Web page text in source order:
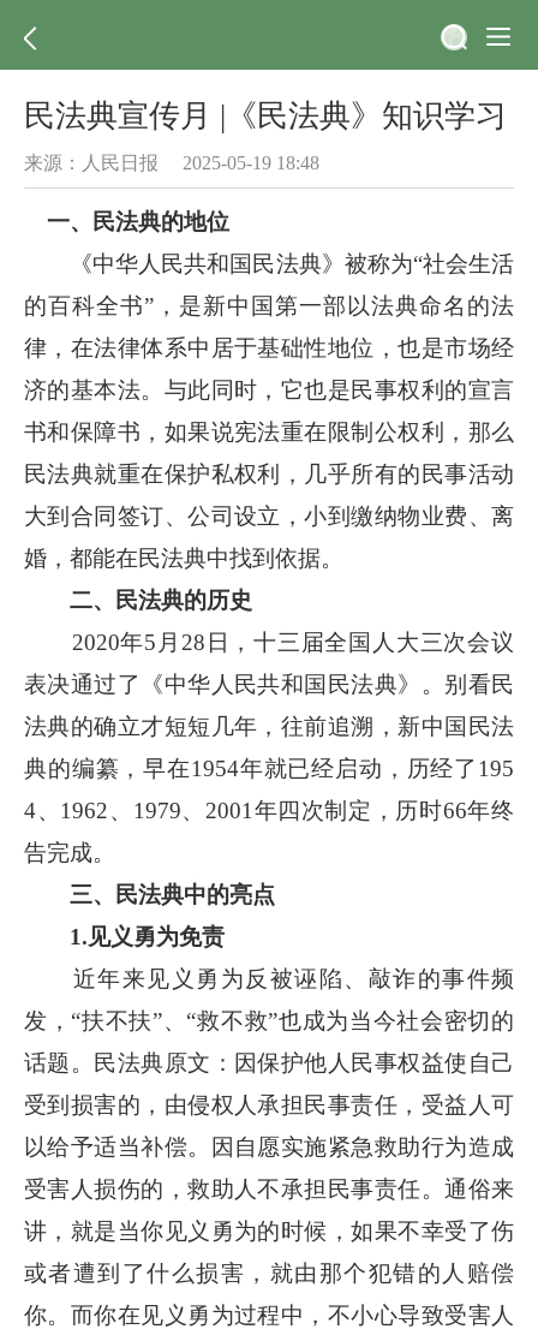
民法典宣传月 |《民法典》知识学习
来源：人民日报 2025-05-19 18:48
一、民法典的地位
《中华人民共和国民法典》被称为“社会生活
的百科全书”，是新中国第一部以法典命名的法
律，在法律体系中居于基础性地位，也是市场经
济的基本法。与此同时，它也是民事权利的宣言
书和保障书，如果说宪法重在限制公权利，那么
民法典就重在保护私权利，几乎所有的民事活动
大到合同签订、公司设立，小到缴纳物业费、离
婚，都能在民法典中找到依据。
二、民法典的历史
2020年5月28日，十三届全国人大三次会议
表决通过了《中华人民共和国民法典》。别看民
法典的确立才短短几年，往前追溯，新中国民法
典的编纂，早在1954年就已经启动，历经了195
4、1962、1979、2001年四次制定，历时66年终
告完成。
三、民法典中的亮点
1.见义勇为免责
近年来见义勇为反被诬陷、敲诈的事件频
发，“扶不扶”、“救不救”也成为当今社会密切的
话题。民法典原文：因保护他人民事权益使自己
受到损害的，由侵权人承担民事责任，受益人可
以给予适当补偿。因自愿实施紧急救助行为造成
受害人损伤的，救助人不承担民事责任。通俗来
讲，就是当你见义勇为的时候，如果不幸受了伤
或者遭到了什么损害，就由那个犯错的人赔偿
你。而你在见义勇为过程中，不小心导致受害人